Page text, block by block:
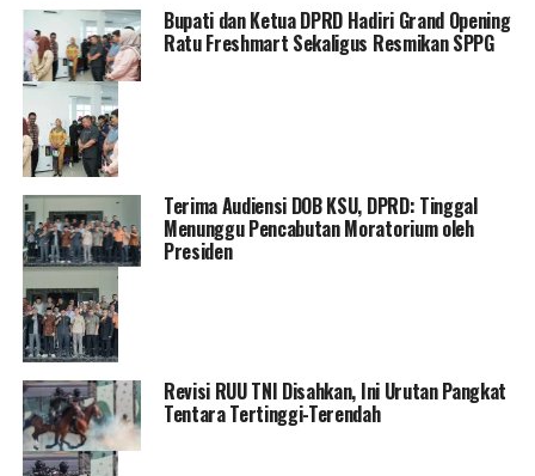
Bupati dan Ketua DPRD Hadiri Grand Opening
Ratu Freshmart Sekaligus Resmikan SPPG
Terima Audiensi DOB KSU, DPRD: Tinggal
Menunggu Pencabutan Moratorium oleh
Presiden
Revisi RUU TNI Disahkan, Ini Urutan Pangkat
Tentara Tertinggi-Terendah